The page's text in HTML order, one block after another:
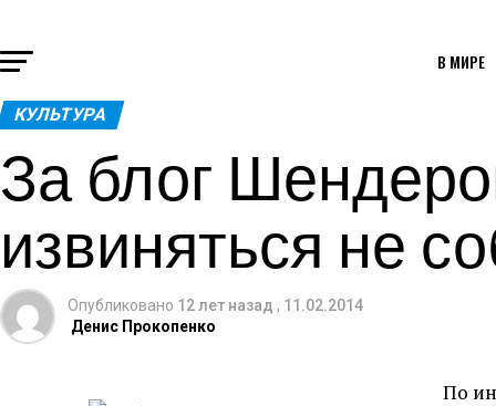
В МИРЕ
КУЛЬТУРА
За блог
извиняться не
Опубликовано 12 лет назад , 11.02.2014
Денис Прокопенко
По